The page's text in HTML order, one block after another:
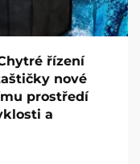
řízení
nové
prostředí
a